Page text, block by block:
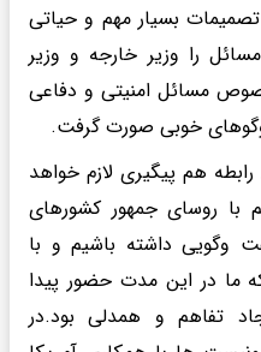
تصمیمات بسیار مهم و حیاتی
را وزیر خارجه و وزیر
مسائل امنیتی و دفاعی
خوبی صورت گرفت.
هم پیگیری لازم خواهد
با روسای جمهور کشورهای
وگویی داشته باشیم و با
ما در این مدت حضور پیدا
تفاهم و همدلی بود.در